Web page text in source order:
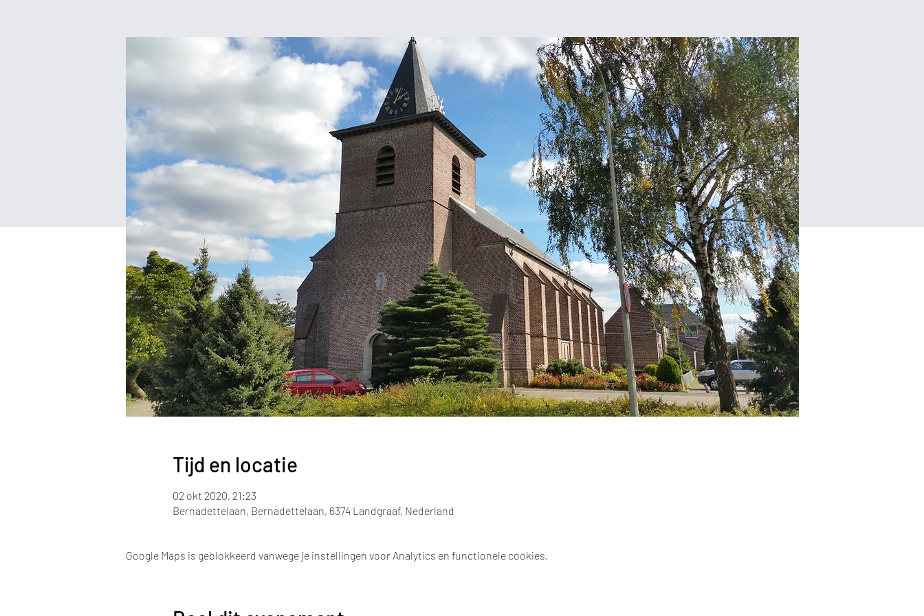
Tijd en locatie
02 okt 2020, 21:23
Bernadettelaan, Bernadettelaan, 6374 Landgraaf, Nederland
Google Maps is geblokkeerd vanwege je instellingen voor Analytics en functionele cookies.